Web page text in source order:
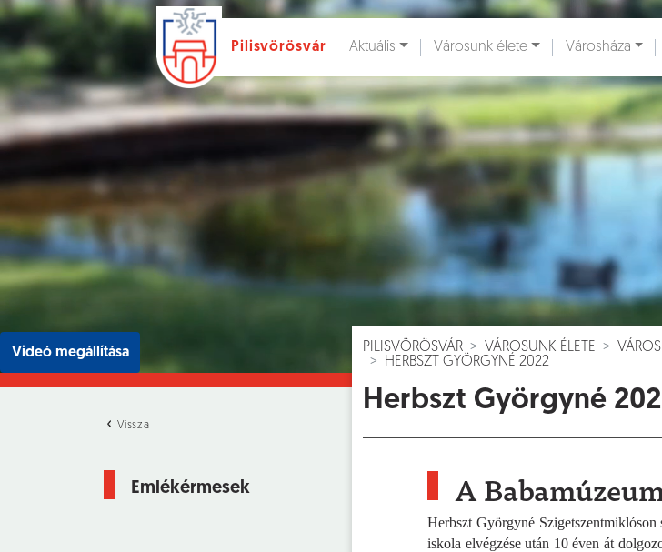
Ugrás a fő tartalomhoz
Pilisvörösvár Aktuális Városunk élete Városháza
Videó megállítása
Vissza
Emlékérmesek
PILISVÖRÖSVÁR VÁROSUNK ÉLETE
HERBSZT GYÖRGYNÉ 2022
Herbszt Györgyné
A
Herbszt Györgyné
iskola elvégzése után 10 éven át
Hírek [] ]